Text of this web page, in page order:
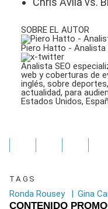
SOBRE EL AUTOR
Piero Hatto - Analista
Analista SEO
web y coberturas de
inglés, sobre
actualidad, para
Estados Unidos,
TAGS
Ronda Rousey | Gina